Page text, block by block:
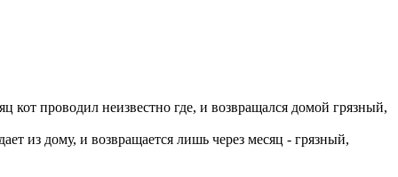
проводил неизвестно где, и возвращался домой грязный,
из дому, и возвращается лишь через месяц - грязный,